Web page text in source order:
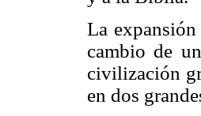
La
cambio de
civilización
en dos